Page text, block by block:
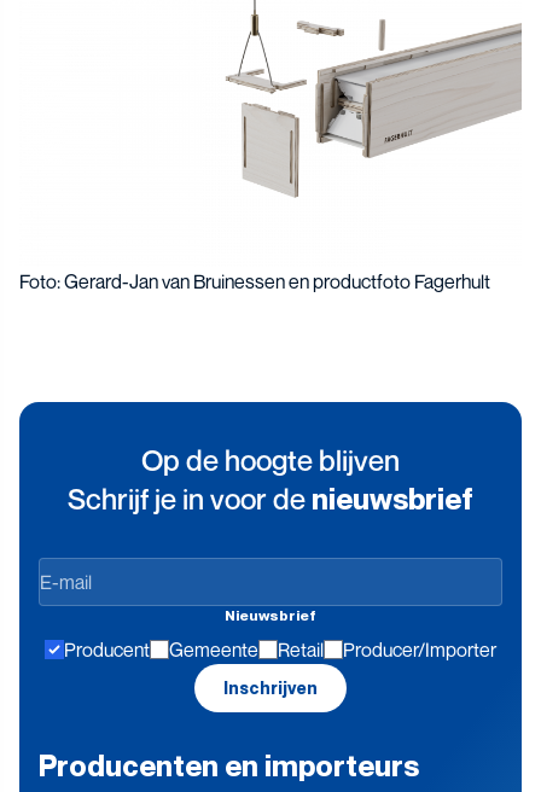
Foto: Gerard-Jan van Bruinessen en productfoto Fagerhult
Op de hoogte blijven
Schrijf je in voor de nieuwsbrief
Op
de
blijven
Nieuwsbrief
Producent Gemeente Retail Producer/Importer
Inschrijven
Producenten en importeurs